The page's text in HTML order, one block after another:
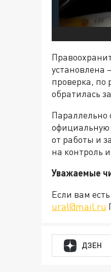
установлена
проверка, по
обратилась
Параллельно
официальную
от работы и
на контроль
Уважаемые
Если вам
ural@mail.ru
ДЗЕН